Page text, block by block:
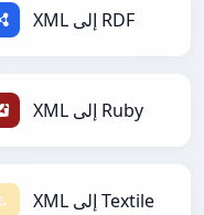
XML إلى RDF
XML إلى Ruby
XML إلى Textile